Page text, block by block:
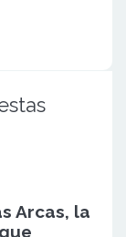
Arcas, la